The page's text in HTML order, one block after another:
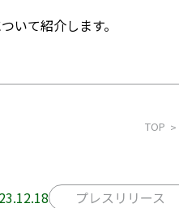
いて紹介します。
TOP
プレスリリース